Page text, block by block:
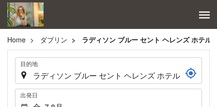
Home ダブリン ラディソン ブルー セント ヘレンズ ホテル
. 目的地
. 出発日